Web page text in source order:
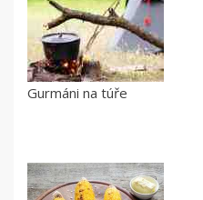
Gurmáni na túře